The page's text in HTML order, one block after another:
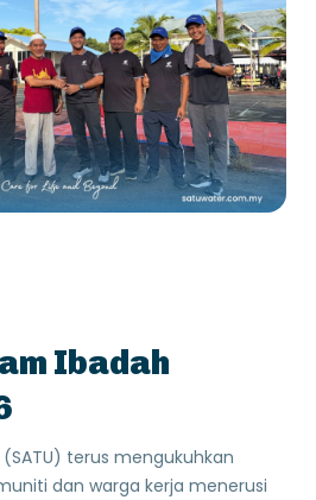
Ibadah
terus mengukuhkan
dan warga kerja menerusi